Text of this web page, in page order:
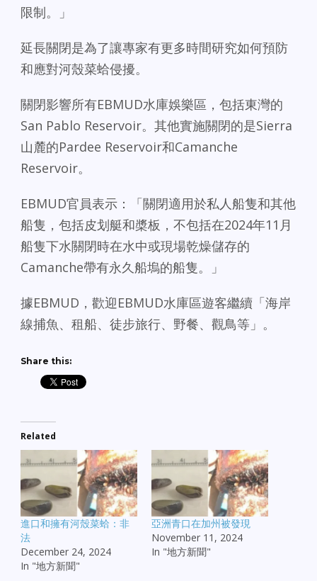
限制。」
延長關閉是為了讓專家有更多時間研究如何預防
和應對河殼菜蛤侵擾。
關閉影響所有EBMUD水庫娛樂區，包括東灣的
San Pablo Reservoir。其他實施關閉的是Sierra
山麓的Pardee Reservoir和Camanche
Reservoir。
EBMUD官員表示：「關閉適用於私人船隻和其他
船隻，包括皮划艇和槳板，不包括在2024年11月
船隻下水關閉時在水中或現場乾燥儲存的
Camanche帶有永久船塢的船隻。」
據EBMUD，歡迎EBMUD水庫區遊客繼續「海岸
線捕魚、租船、徒步旅行、野餐、觀鳥等」。
Share this:
Related
進口和擁有河殼菜蛤：非
法
December 24, 2024
In "地方新聞"
亞洲青口在加州被發現
November 11, 2024
In "地方新聞"